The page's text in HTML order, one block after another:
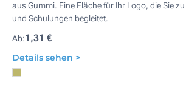
aus Gummi. Eine Fläche für Ihr Logo, die Sie
und Schulungen begleitet.
Ab:1,31 €
Details sehen >